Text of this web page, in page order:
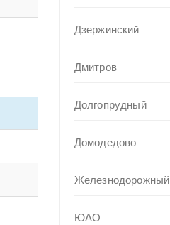
Дзержинский
Дмитров
Долгопрудный
Домодедово
Железнодорожный
ЮАО